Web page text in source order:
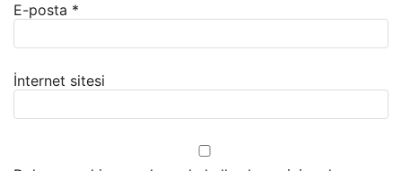
E-posta *
İnternet sitesi